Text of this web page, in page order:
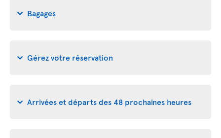
Bagages
Gérez votre réservation
Arrivées et départs des 48 prochaines heures